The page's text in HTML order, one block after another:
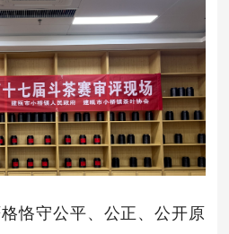
恪守公平、公正、公开原